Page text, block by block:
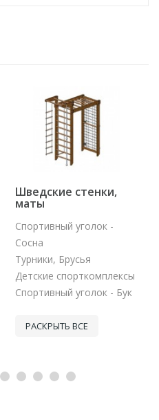
Шведские стенки,
маты
Спортивный уголок -
Сосна
Турники, Брусья
Детские спорткомплексы
Спортивный уголок - Бук
РАСКРЫТЬ ВСЕ